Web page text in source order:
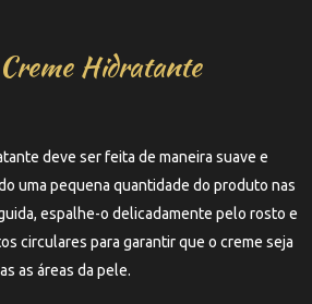
Hidratante
deve ser feita de maneira suave e
uma pequena quantidade do produto nas
espalhe-o delicadamente pelo rosto e
circulares para garantir que o creme seja
as áreas da pele.